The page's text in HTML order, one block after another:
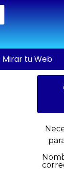
Mirar tu Web
Curso de